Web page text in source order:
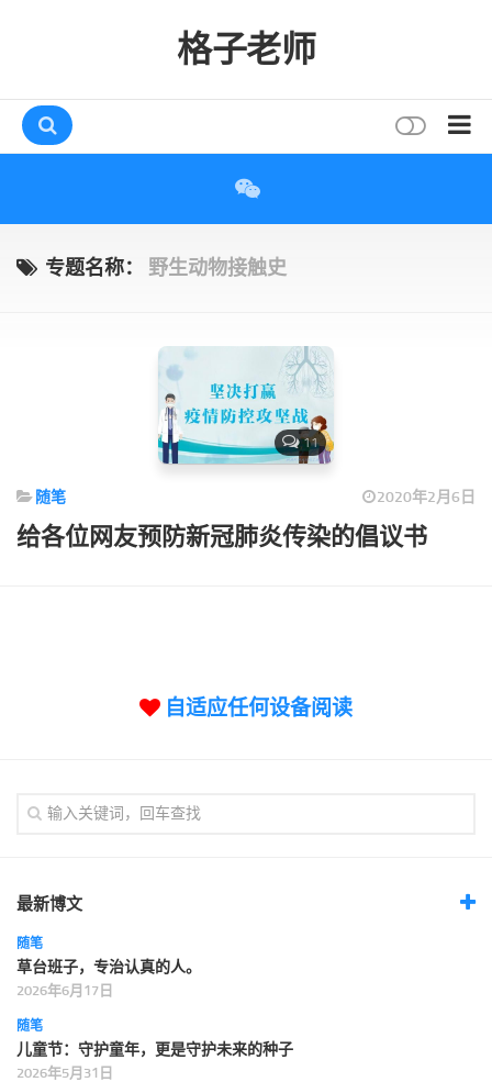
格子老师
互动
标签
论坛
专题名称： 野生动物接触史
11
随笔 2020年2月6日
给各位网友预防新冠肺炎传染的倡议书
自适应任何设备阅读
最新博文
随笔
草台班子，专治认真的人。
2026年6月17日
随笔
儿童节：守护童年，更是守护未来的种子
2026年5月31日